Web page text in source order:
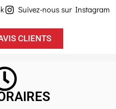
Suivez-nous sur Instagram
CLIENTS